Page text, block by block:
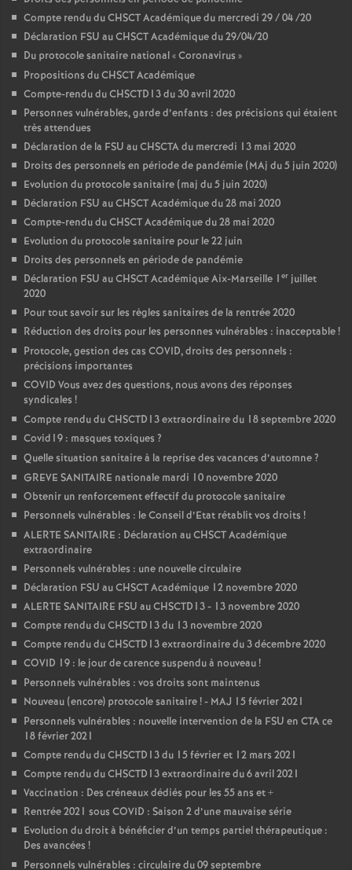
Compte rendu du CHSCT Académique du mercredi 29 / 04 /20
Déclaration FSU au CHSCT Académique du 29/04/20
Du protocole sanitaire national «Coronavirus »
Propositions du CHSCT Académique
Compte-rendu du CHSCTD13 du 30 avril 2020
Personnes vulnérables, garde d’enfants : des précisions qui étaient
très attendues
Déclaration de la FSU au CHSCTA du mercredi 13 mai 2020
Droits des personnels en période de pandémie (MAj du 5 juin 2020)
Evolution du protocole sanitaire (maj du 5 juin 2020)
Déclaration FSU au CHSCT Académique du 28 mai 2020
Compte-rendu du CHSCT Académique du 28 mai 2020
Evolution du protocole sanitaire pour le 22 juin
Droits des personnels en période de pandémie
Déclaration FSU au CHSCT Académique Aix-Marseille 1 er juillet
2020
Pour tout savoir sur les règles sanitaires de la rentrée 2020
Réduction des droits pour les personnes vulnérables : inacceptable!
Protocole, gestion des cas COVID, droits des personnels :
précisions importantes
COVID Vous avez des questions, nous avons des réponses
syndicales !
Compte rendu du CHSCTD13 extraordinaire du 18 septembre 2020
Covid19 : masques toxiques ?
Quelle situation sanitaire à la reprise des vacances d’automne?
GREVE SANITAIRE nationale mardi 10 novembre 2020
Obtenir un renforcement effectif du protocole sanitaire
Personnels vulnérables : le Conseil d’Etat rétablit vos droits !
ALERTE SANITAIRE : Déclaration au CHSCT Académique
extraordinaire
Personnels vulnérables : une nouvelle circulaire
Déclaration FSU au CHSCT Académique 12 novembre 2020
ALERTE SANITAIRE FSU au CHSCTD13 - 13 novembre 2020
Compte rendu du CHSCTD13 du 13 novembre 2020
Compte rendu du CHSCTD13 extraordinaire du 3 décembre 2020
COVID 19 : le jour de carence suspendu à nouveau!
Personnels vulnérables : vos droits sont maintenus
Nouveau (encore) protocole sanitaire! - MAJ 15 février 2021
Personnels vulnérables : nouvelle intervention de la FSU en CTA ce
18 février 2021
Compte rendu du CHSCTD13 du 15 février et 12 mars 2021
Compte rendu du CHSCTD13 extraordinaire du 6 avril 2021
Vaccination : Des créneaux dédiés pour les 55 ans et +
Rentrée 2021 sous COVID : Saison 2 d’une mauvaise série
Evolution du droit à bénéficier d’un temps partiel thérapeutique :
Des avancées !
Personnels vulnérables : circulaire du 09 septembre